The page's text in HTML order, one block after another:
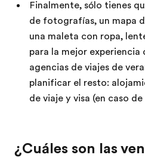
Finalmente, sólo tienes
de fotografías, un mapa
una maleta con ropa,
para la mejor experiencia
agencias de viajes de
planificar el resto:
de viaje y visa (en caso
¿Cuáles son las